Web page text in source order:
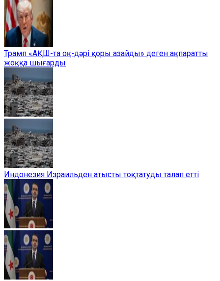
Трамп «АҚШ-та оқ-дәрі қоры азайды» деген ақпаратты
жоққа шығарды
Индонезия Израильден атысты тоқтатуды талап етті